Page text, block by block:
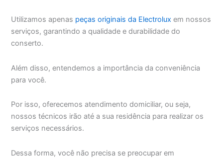
Utilizamos apenas peças originais da Electrolux em nossos
serviços, garantindo a qualidade e durabilidade do
conserto.
Além disso, entendemos a importância da conveniência
para você.
Por isso, oferecemos atendimento domiciliar, ou seja,
nossos técnicos irão até a sua residência para realizar os
serviços necessários.
Dessa forma, você não precisa se preocupar em